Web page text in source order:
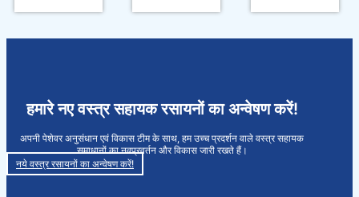
हमारे नए वस्त्र सहायक रसायनों का अन्वेषण करें!
अपनी पेशेवर अनुसंधान एवं विकास टीम के साथ, हम उच्च प्रदर्शन वाले वस्त्र सहायक
समाधानों का नवप्रवर्तन और विकास जारी रखते हैं।
नये वस्त्र रसायनों का अन्वेषण करें!